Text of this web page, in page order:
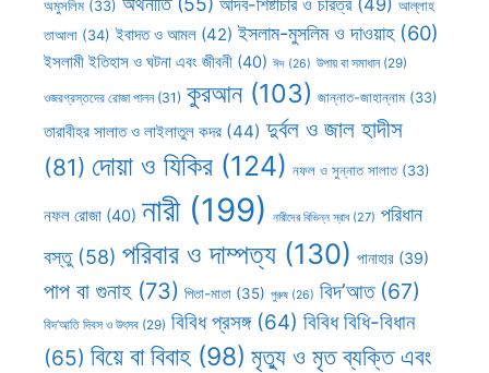
অমুসলিম (33)
আল্লাহ
তাআলা (34) ইবাদত ও আমল (42) ইসলাম-মুসলিম ও দাওয়াহ(60)
ইসলামী ইতিহাস ও ঘটনা এবং জীবনী (40) ঈদ (26) উপায় বা সমাধান(29)
ওজরগ্রস্তদের রোজা পালন(31) কুরআন(103) জান্নাত-জাহান্নাম (33)
তারাবীহর সালাত ও লাইলাতুল কদর (44) দুর্বল ও জাল হাদীস
(81) দোয়া ও যিকির (124) নফল ও সুন্নাত সালাত(33)
নফল রোজা (40) নারী(199) নারীদের বিভিন্ন স্রাব(27) পরিধান
বস্তু(58) পরিবার ও দাম্পত্য (130) পানাহার (39)
পাপ বা গুনাহ(73) পিতা-মাতা (35) পুরুষ (26) বিদ’আত(67)
বিদ’আতি দিবস ও উৎসব (29) বিবিধ প্রসঙ্গ(64) বিবিধ বিধি-বিধান
(65) বিয়ে বা বিবাহ (98) মৃত্যু ও মৃত ব্যক্তি এবং